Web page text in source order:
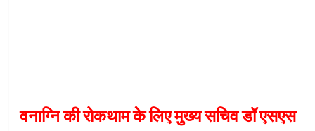
वनाग्नि की रोकथाम के लिए मुख्य सचिव डॉ एसएस